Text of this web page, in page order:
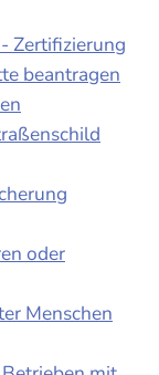
Zertifizierung
beantragen
oder
Menschen